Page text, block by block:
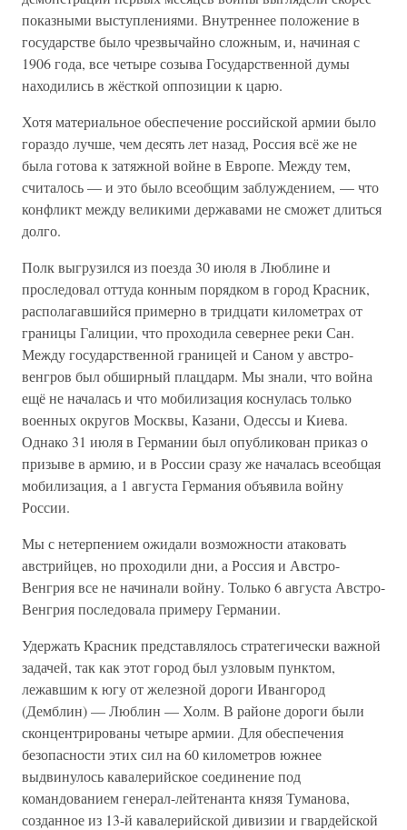
показными выступлениями. Внутреннее положение в
государстве было чрезвычайно сложным, и, начиная с
1906 года, все четыре созыва Государственной думы
находились в жёсткой оппозиции к царю.
Хотя материальное обеспечение российской армии было
гораздо лучше, чем десять лет назад, Россия всё же не
была готова к затяжной войне в Европе. Между тем,
считалось — и это было всеобщим заблуждением, — что
конфликт между великими державами не сможет длиться
долго.
Полк выгрузился из поезда 30 июля в Люблине и
проследовал оттуда конным порядком в город Красник,
располагавшийся примерно в тридцати километрах от
границы Галиции, что проходила севернее реки Сан.
Между государственной границей и Саном у австро-
венгров был обширный плацдарм. Мы знали, что война
ещё не началась и что мобилизация коснулась только
военных округов Москвы, Казани, Одессы и Киева.
Однако 31 июля в Германии был опубликован приказ о
призыве в армию, и в России сразу же началась всеобщая
мобилизация, а 1 августа Германия объявила войну
России.
Мы с нетерпением ожидали возможности атаковать
австрийцев, но проходили дни, а Россия и Австро-
Венгрия все не начинали войну. Только 6 августа Австро-
Венгрия последовала примеру Германии.
Удержать Красник представлялось стратегически важной
задачей, так как этот город был узловым пунктом,
лежавшим к югу от железной дороги Ивангород
(Демблин) — Люблин — Холм. В районе дороги были
сконцентрированы четыре армии. Для обеспечения
безопасности этих сил на 60 километров южнее
выдвинулось кавалерийское соединение под
командованием генерал-лейтенанта князя Туманова,
созданное из 13-й кавалерийской дивизии и гвардейской